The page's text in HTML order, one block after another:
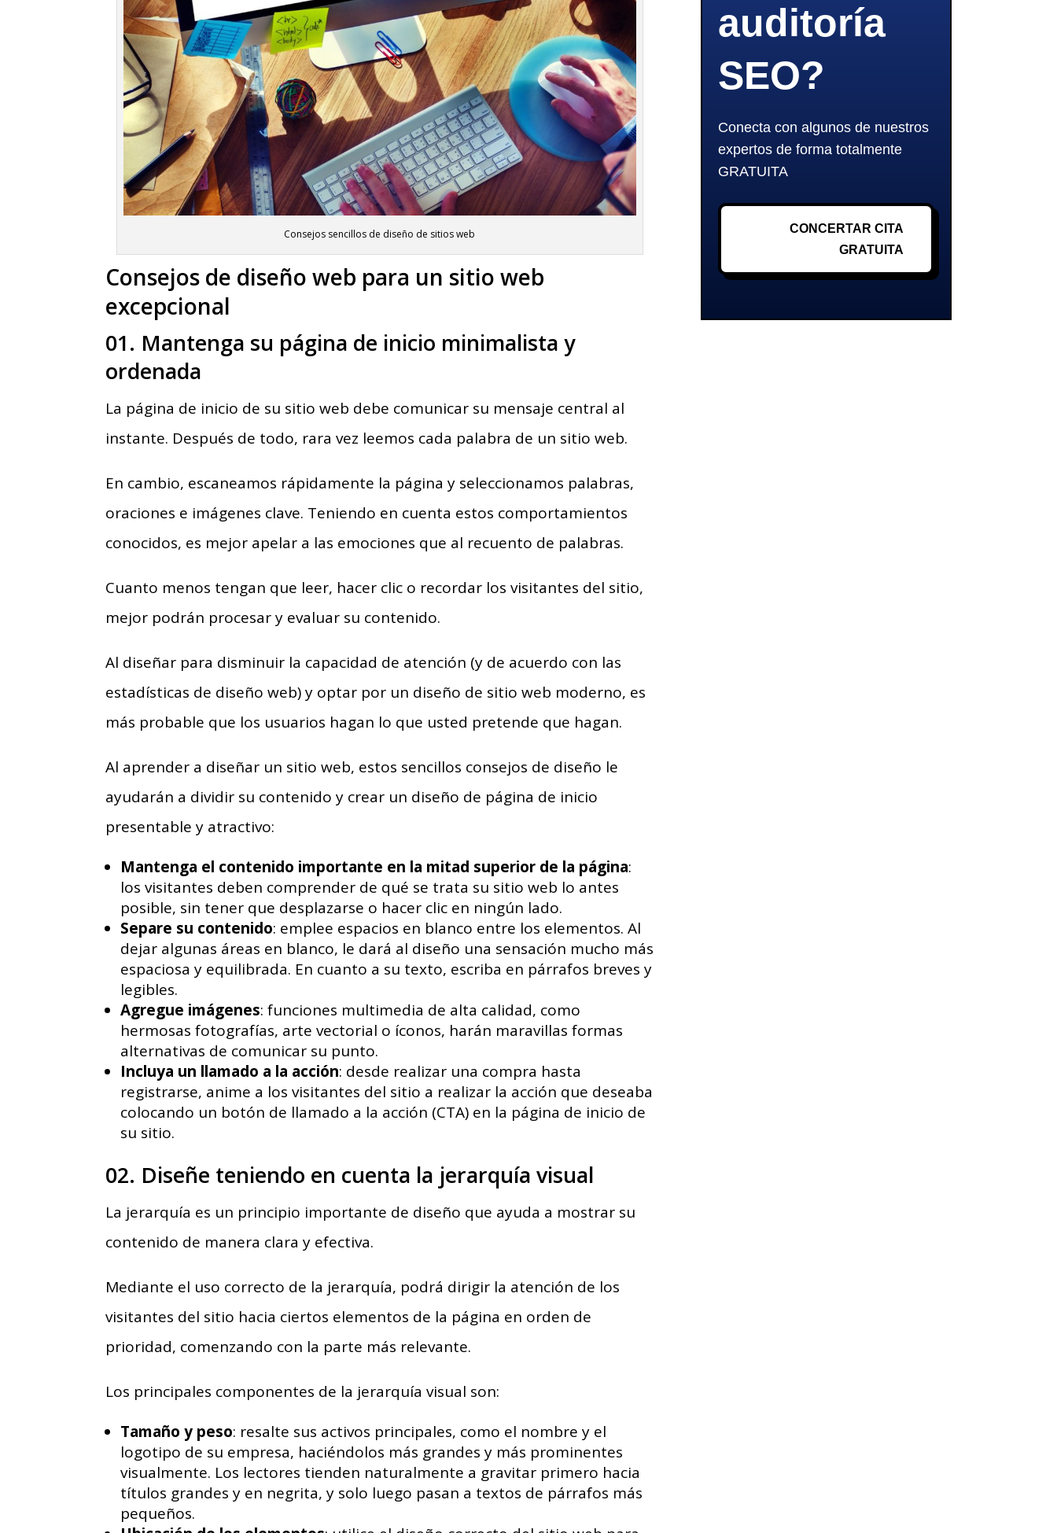
Consejos sencillos de diseño de sitios web
Consejos de diseño web para un sitio web
excepcional
01. Mantenga su página de inicio minimalista y
ordenada
La página de inicio de su sitio web debe comunicar su mensaje central al
instante. Después de todo, rara vez leemos cada palabra de un sitio web.
En cambio, escaneamos rápidamente la página y seleccionamos palabras,
oraciones e imágenes clave. Teniendo en cuenta estos comportamientos
conocidos, es mejor apelar a las emociones que al recuento de palabras.
Cuanto menos tengan que leer, hacer clic o recordar los visitantes del sitio,
mejor podrán procesar y evaluar su contenido.
Al diseñar para disminuir la capacidad de atención (y de acuerdo con las
estadísticas de diseño web) y optar por un diseño de sitio web moderno, es
más probable que los usuarios hagan lo que usted pretende que hagan.
Al aprender a diseñar un sitio web, estos sencillos consejos de diseño le
ayudarán a dividir su contenido y crear un diseño de página de inicio
presentable y atractivo:
Mantenga el contenido importante en la mitad superior de la página:
los visitantes deben comprender de qué se trata su sitio web lo antes
posible, sin tener que desplazarse o hacer clic en ningún lado.
Separe su contenido: emplee espacios en blanco entre los elementos. Al
dejar algunas áreas en blanco, le dará al diseño una sensación mucho más
espaciosa y equilibrada. En cuanto a su texto, escriba en párrafos breves y
legibles.
Agregue imágenes: funciones multimedia de alta calidad, como
hermosas fotografías, arte vectorial o íconos, harán maravillas formas
alternativas de comunicar su punto.
Incluya un llamado a la acción: desde realizar una compra hasta
registrarse, anime a los visitantes del sitio a realizar la acción que deseaba
colocando un botón de llamado a la acción (CTA) en la página de inicio de
su sitio.
02. Diseñe teniendo en cuenta la jerarquía visual
La jerarquía es un principio importante de diseño que ayuda a mostrar su
contenido de manera clara y efectiva.
Mediante el uso correcto de la jerarquía, podrá dirigir la atención de los
visitantes del sitio hacia ciertos elementos de la página en orden de
prioridad, comenzando con la parte más relevante.
Los principales componentes de la jerarquía visual son:
Tamaño y peso: resalte sus activos principales, como el nombre y el
logotipo de su empresa, haciéndolos más grandes y más prominentes
visualmente. Los lectores tienden naturalmente a gravitar primero hacia
títulos grandes y en negrita, y solo luego pasan a textos de párrafos más
pequeños.
auditoría
SEO?
Conecta con algunos de nuestros
expertos de forma totalmente
GRATUITA
CONCERTAR CITA
GRATUITA